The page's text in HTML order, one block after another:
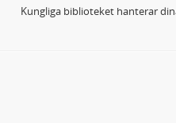
Kungliga biblioteket hanterar